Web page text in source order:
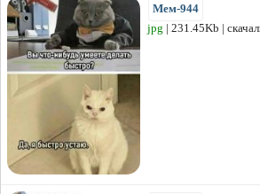
Мем-944
jpg | 231.45Kb |